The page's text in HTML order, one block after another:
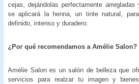
cejas, dejándolas perfectamente arregladas
se aplicará la henna, un tinte natural,
definido, intenso y duradero.
¿Por qué recomendamos a Amélie Salon?
Amélie Salon es un salón de belleza que
servicios para realzar tu imagen y